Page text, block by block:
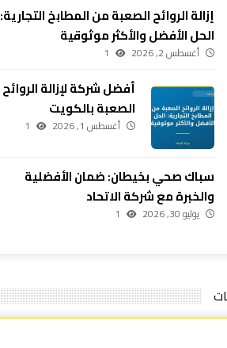
إزالة الروائح الصعبة من المطابخ التجارية:
الحل الأفضل والأكثر موثوقية
أغسطس 2, 2026 1
أفضل شركة لإزالة الروائح
الصعبة بالكويت
أغسطس 1, 2026 1
سباك صحي بخيطان: ضمان الأفضلية
والخبرة مع شركة الاتحاد
يوليو 30, 2026 1